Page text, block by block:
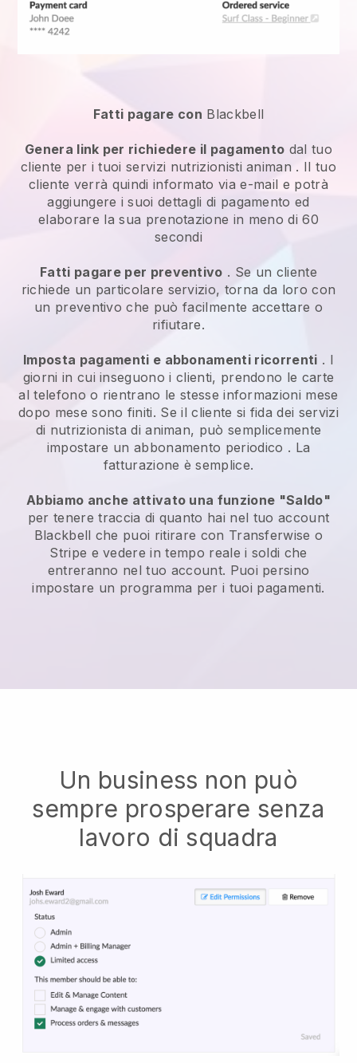
Fatti pagare con Blackbell
Genera link per richiedere il pagamento dal tuo
cliente per i tuoiservizi nutrizionisti animan . Il tuo
cliente verrà quindi informato via e-mail e potrà
aggiungere i suoi dettagli di pagamento ed
elaborare la sua prenotazione in meno di 60
secondi
Fatti pagare per preventivo . Se un cliente
richiede un particolare servizio, torna da loro con
un preventivo che può facilmente accettare o
rifiutare.
Imposta pagamenti e abbonamenti ricorrenti . I
giorni in cui inseguono i clienti, prendono le carte
al telefono o rientrano le stesse informazioni mese
dopo mese sono finiti. Se il cliente si fida dei servizi
di nutrizionista di animan, può semplicemente
impostare un abbonamento periodico . La
fatturazione è semplice.
Abbiamo anche attivato una funzione "Saldo"
per tenere traccia di quanto hai nel tuo account
Blackbell che puoi ritirare con Transferwise o
Stripe e vedere in tempo reale i soldi che
entreranno nel tuo account. Puoi persino
impostare un programma per i tuoi pagamenti.
Un business non può
sempre prosperare senza
lavoro di squadra